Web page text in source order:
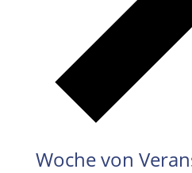
Woche von